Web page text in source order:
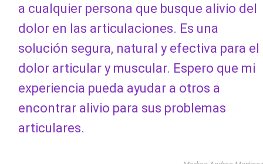
a cualquier persona que busque alivio del
dolor en las articulaciones. Es una
solución segura, natural y efectiva para el
dolor articular y muscular. Espero que mi
experiencia pueda ayudar a otros a
encontrar alivio para sus problemas
articulares.